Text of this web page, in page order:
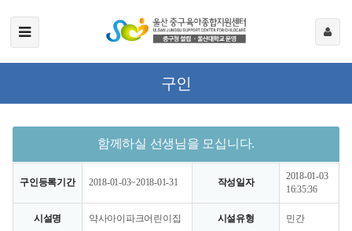
구인
함께하실 선생님을 모십니다.
구인등록기간 2018-01-03~2018-01-31 작성일자
2018-01-03
16:35:36
시설명 약사아이파크어린이집 시설유형 민간